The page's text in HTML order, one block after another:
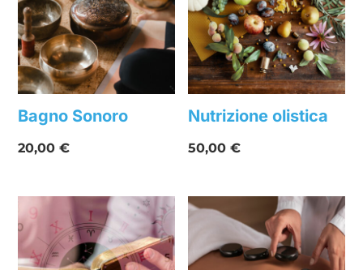
Bagno Sonoro
20,00€
Nutrizione olistica
50,00€